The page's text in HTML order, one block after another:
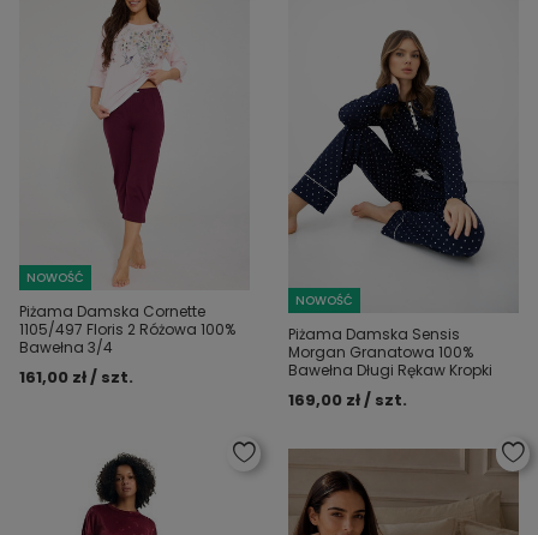
NOWOŚĆ
Piżama Damska Cornette
1105/497 Floris 2 Różowa 100%
Bawełna 3/4
161,00 zł / szt.
NOWOŚĆ
Piżama Damska Sensis
Morgan Granatowa 100%
Bawełna Długi Rękaw Kropki
169,00 zł / szt.